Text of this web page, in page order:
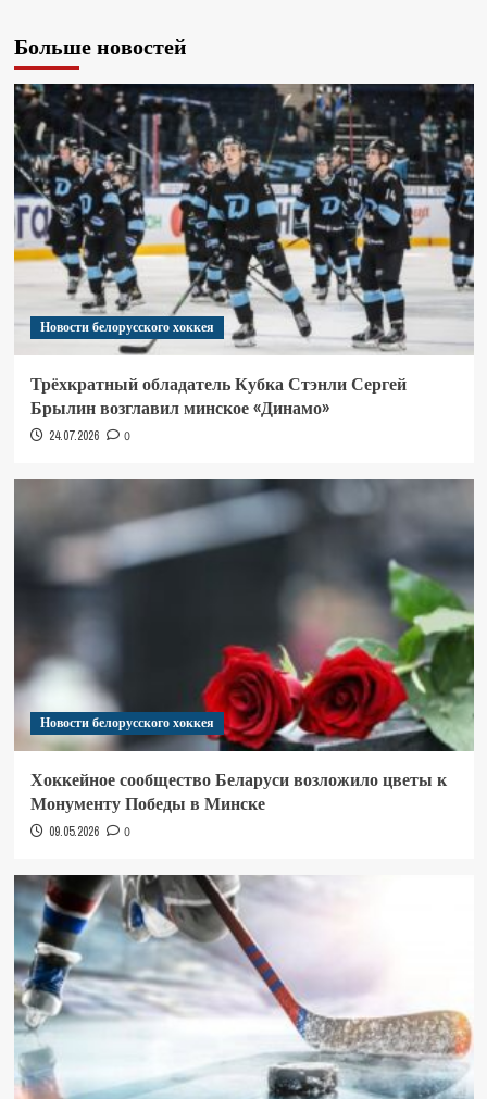
Больше новостей
Новости белорусского хоккея
Трёхкратный обладатель Кубка Стэнли Сергей
Брылин возглавил минское «Динамо»
24.07.2026 0
Новости белорусского хоккея
Хоккейное сообщество Беларуси возложило цветы к
Монументу Победы в Минске
09.05.2026 0